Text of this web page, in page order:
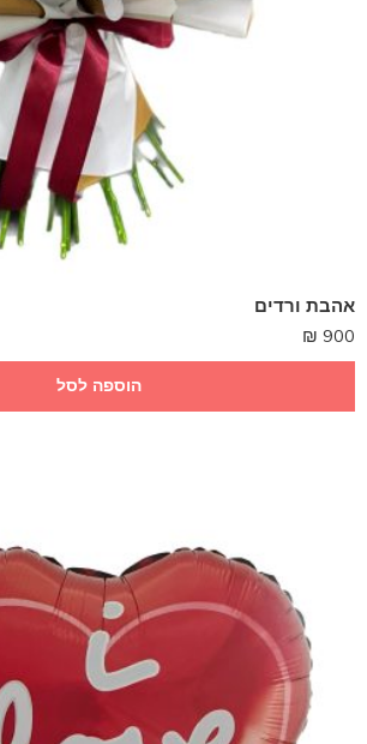
אהבת ורדים
900
₪
הוספה לסל